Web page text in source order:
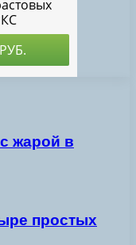
жарой в
простых